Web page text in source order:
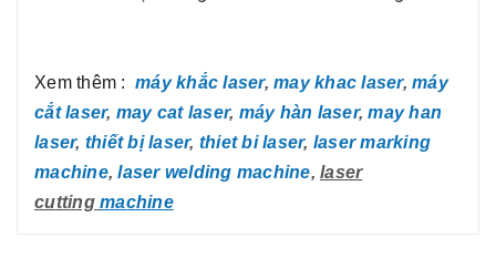
Xem thêm : máy khắc laser, may khac laser, máy
cắt laser, may cat laser, máy hàn laser,may han
laser, thiết bị laser, thiet bi laser, laser marking
machine,laser welding machine, laser
cutting machine